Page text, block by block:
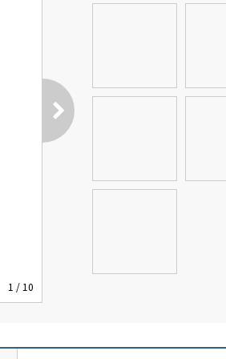
1 / 10